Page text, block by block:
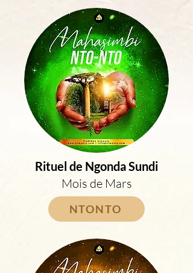
Rituel de Ngonda Sundi
Mois de Mars
NTONTO